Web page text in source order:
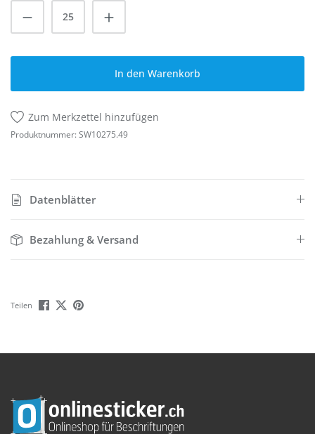
Produkt Anzahl: Gib den gewünschten
In den Warenkorb
Zum Merkzettel hinzufügen
Produktnummer: SW10275.49
Datenblätter
Bezahlung & Versand
Teilen